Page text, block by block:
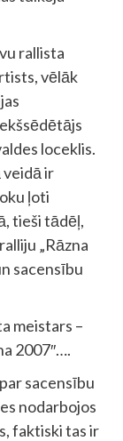
rallista
vēlāk
loceklis.
veidā ir
ļoti
tieši tādēļ,
„Rāzna
sacensību
meistars –
2007″….
sacensību
nodarbojos
faktiski tas ir